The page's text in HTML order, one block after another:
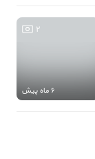
2
6 ماه پیش